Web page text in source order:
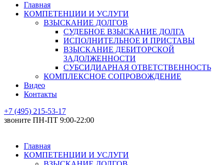
Главная
КОМПЕТЕНЦИИ И УСЛУГИ
ВЗЫСКАНИЕ ДОЛГОВ
СУДЕБНОЕ ВЗЫСКАНИЕ ДОЛГА
ИСПОЛНИТЕЛЬНОЕ И ПРИСТАВЫ
ВЗЫСКАНИЕ ДЕБИТОРСКОЙ
ЗАДОЛЖЕННОСТИ
СУБСИДИАРНАЯ ОТВЕТСТВЕННОСТЬ
КОМПЛЕКСНОЕ СОПРОВОЖДЕНИЕ
Видео
Контакты
+7 (495) 215-53-17
звоните ПН-ПТ 9:00-22:00
Главная
КОМПЕТЕНЦИИ И УСЛУГИ